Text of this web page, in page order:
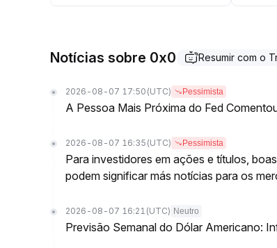
Notícias sobre 0x0 Resumir com o
2026-08-07 17:50 (UTC) Pessimista
A Pessoa Mais Próxima do Fed
2026-08-07 16:35 (UTC) Pessimista
Para investidores em ações e títulos,
podem significar más notícias para os
2026-08-07 16:21 (UTC) Neutro
Previsão Semanal do Dólar Americano: